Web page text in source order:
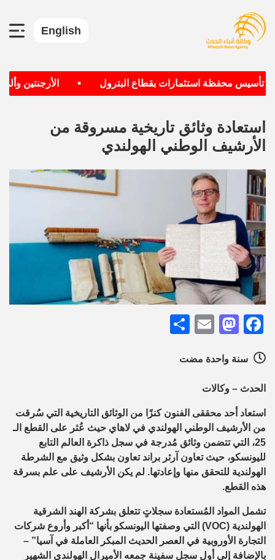
English
تأسيس محفظة استثمارات بقطاع البترول الأرجنتين
استعادة وثائق تاريخية مسروقة من
الأرشيف الوطني الهولندي
Facebook
Mastodon
Email
سنة واحدة مضت
الحدث – وكالات
استعاد أحد محققى الفنون كنزًا من الوثائق التاريخية التي سُرقت
من الأرشيف الوطني الهولندي في لاهاي حيث عُثر على القطع الـ
25، التي تتضمن وثائق مُدرجة في سجل ذاكرة العالم التابع
لليونسكو، حيث تعاون آرثر براند تعاون بشكل وثيق مع الشرطة
الهولندية للتحقق منها وإعادتها. لم يكن الأرشيف على علم بسرقة
هذه القطع.
تشمل المواد المُستعادة سجلاتٍ تتعلق بشركة الهند الشرقية
الهولندية (VOC) التي وصفتها اليونسكو بأنها “أكبر وأروع شركات
التجارة الأوروبية في العصر الحديث المبكر العاملة في آسيا” –
بالإضافة إلى أول سجل سفينة جمعه الأميرال الهولندي الشهير